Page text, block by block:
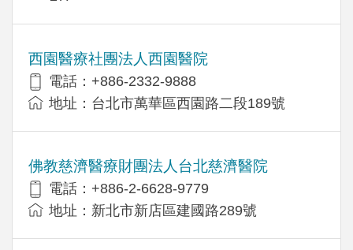
西園醫療社團法人西園醫院
電話：+886-2332-9888
地址：台北市萬華區西園路二段189號
佛教慈濟醫療財團法人台北慈濟醫院
電話：+886-2-6628-9779
地址：新北市新店區建國路289號